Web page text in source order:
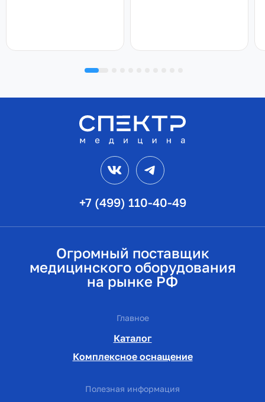
+7 (499) 110-40-49
VK
Огромный поставщик
медицинского оборудования
на рынке РФ
Главное
Каталог
Комплексное оснащение
Полезная информация